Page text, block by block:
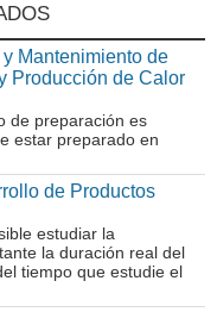
Mantenimiento de
Producción de Calor
de preparación es
estar preparado en
de Productos
estudiar la
la duración real del
tiempo que estudie el